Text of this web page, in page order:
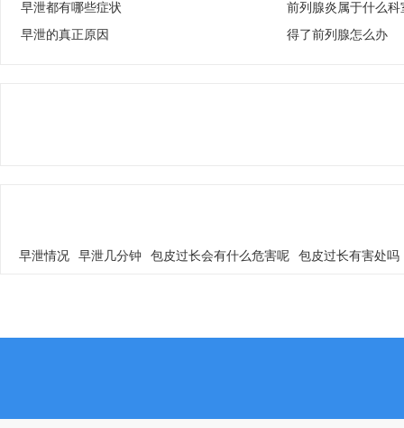
早泄都有哪些症状
早泄的真正原因
前列腺炎属于什么科
得了前列腺怎么办
早泄情况 早泄几分钟 包皮过长会有什么危害呢 包皮过长有害处吗